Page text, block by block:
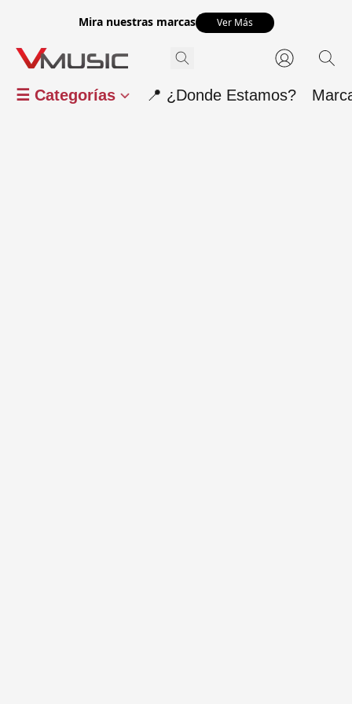
Mira nuestras marcas Ver Más
☰ Categorías 📍 ¿Donde Estamos?